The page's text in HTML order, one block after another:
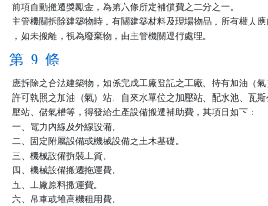
前項自動搬遷獎勵金，為第六條所定補償費之二分之一。
主管機關拆除建築物時，有關建築材料及現場物品，所有權人
，如未搬離，視為廢棄物，由主管機關逕行處理。
第 9 條
應拆除之合法建築物，如係完成工廠登記之工廠、持有加油（
許可執照之加油（氣）站、自來水單位之加壓站、配水池、瓦
壓站、儲氣槽等，得發給生產設備搬遷補助費，其項目如下：
一、電力內線及外線設備。
二、固定附屬設備或機械設備之土木基礎。
三、機械設備拆裝工資。
四、機械設備搬遷拖運費。
五、工廠原料搬運費。
六、吊車或堆高機租用費。